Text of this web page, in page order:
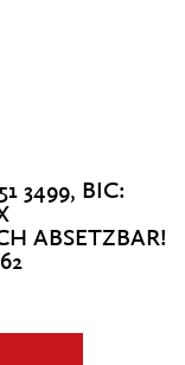
3499, BIC:
ABSETZBAR!